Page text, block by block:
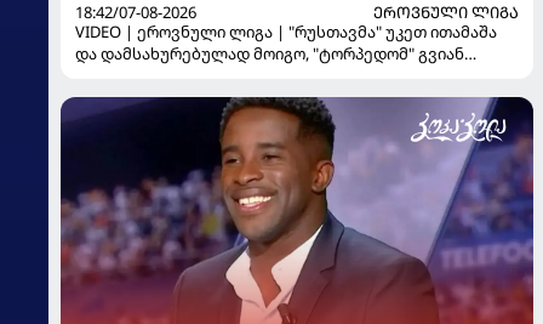
18:42/07-08-2026
ᲔᲠᲝᲕᲜᲣᲚᲘ ᲚᲘᲒᲐ
VIDEO | ეროვნული ლიგა | "რუსთავმა" უკეთ ითამაშა
და დამსახურებულად მოიგო, "ტორპედომ" გვიან